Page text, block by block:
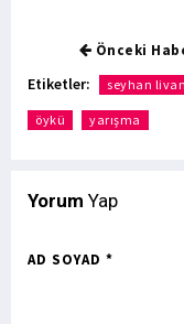
Önceki
Etiketler: seyhan
öykü yarışma
Yorum Yap
AD SOYAD *